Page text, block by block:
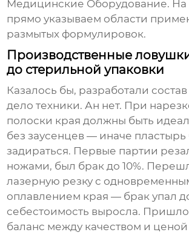
Медицинские Оборудование. На
прямо указываем области
размытых формулировок.
Производственные
до стерильной упаковки
Казалось бы, разработали
дело техники. Ан нет. При
полоски края должны быть
без заусенцев — иначе пластырь
задираться. Первые партии
ножами, был брак до 10%.
лазерную резку с
оплавлением края — брак упал
себестоимость выросла.
баланс между качеством и ценой